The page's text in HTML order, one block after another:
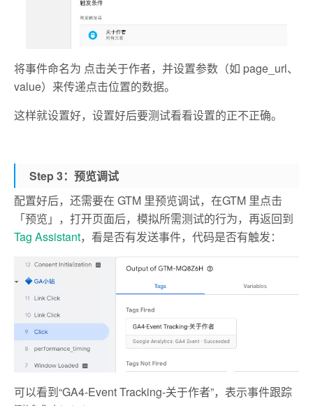
将事件命名为 点击关于作者，并设置参数（如 page_url、
value）来传递点击位置的数据。
这样就设置好，设置好后要测试看看设置的正不正确。
Step 3：预览调试
配置好后，还需要在 GTM 里预览调试，在GTM 里点击
「预览」，打开页面后，模拟所需测试的行为，再返回到
Tag Assistant，看是否有发送事件，代码是否有触发：
可以看到“GA4-Event Tracking-关于作者”，表示事件跟踪